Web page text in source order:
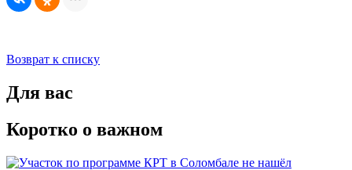
Возврат к списку
Для вас
Коротко о важном